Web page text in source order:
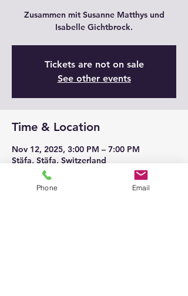
Zusammen mit Susanne Matthys und
Isabelle Gichtbrock.
Tickets are not on sale
See other events
Time & Location
Nov 12, 2025, 3:00 PM – 7:00 PM
Stäfa, Stäfa, Switzerland
Phone Email